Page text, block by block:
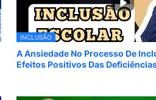
INCLUSÃO
A Ansiedade No Processo De
Efeitos Positivos Das